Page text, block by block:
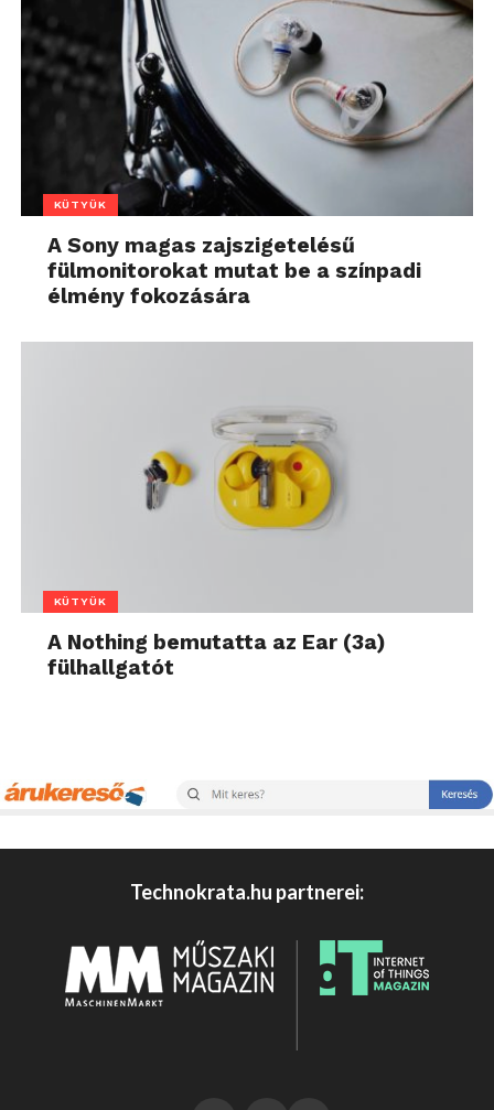
KÜTYÜK
A Sony magas zajszigetelésű
fülmonitorokat mutat be a színpadi
élmény fokozására
KÜTYÜK
A Nothing bemutatta az Ear (3a)
fülhallgatót
Technokrata.hu partnerei: